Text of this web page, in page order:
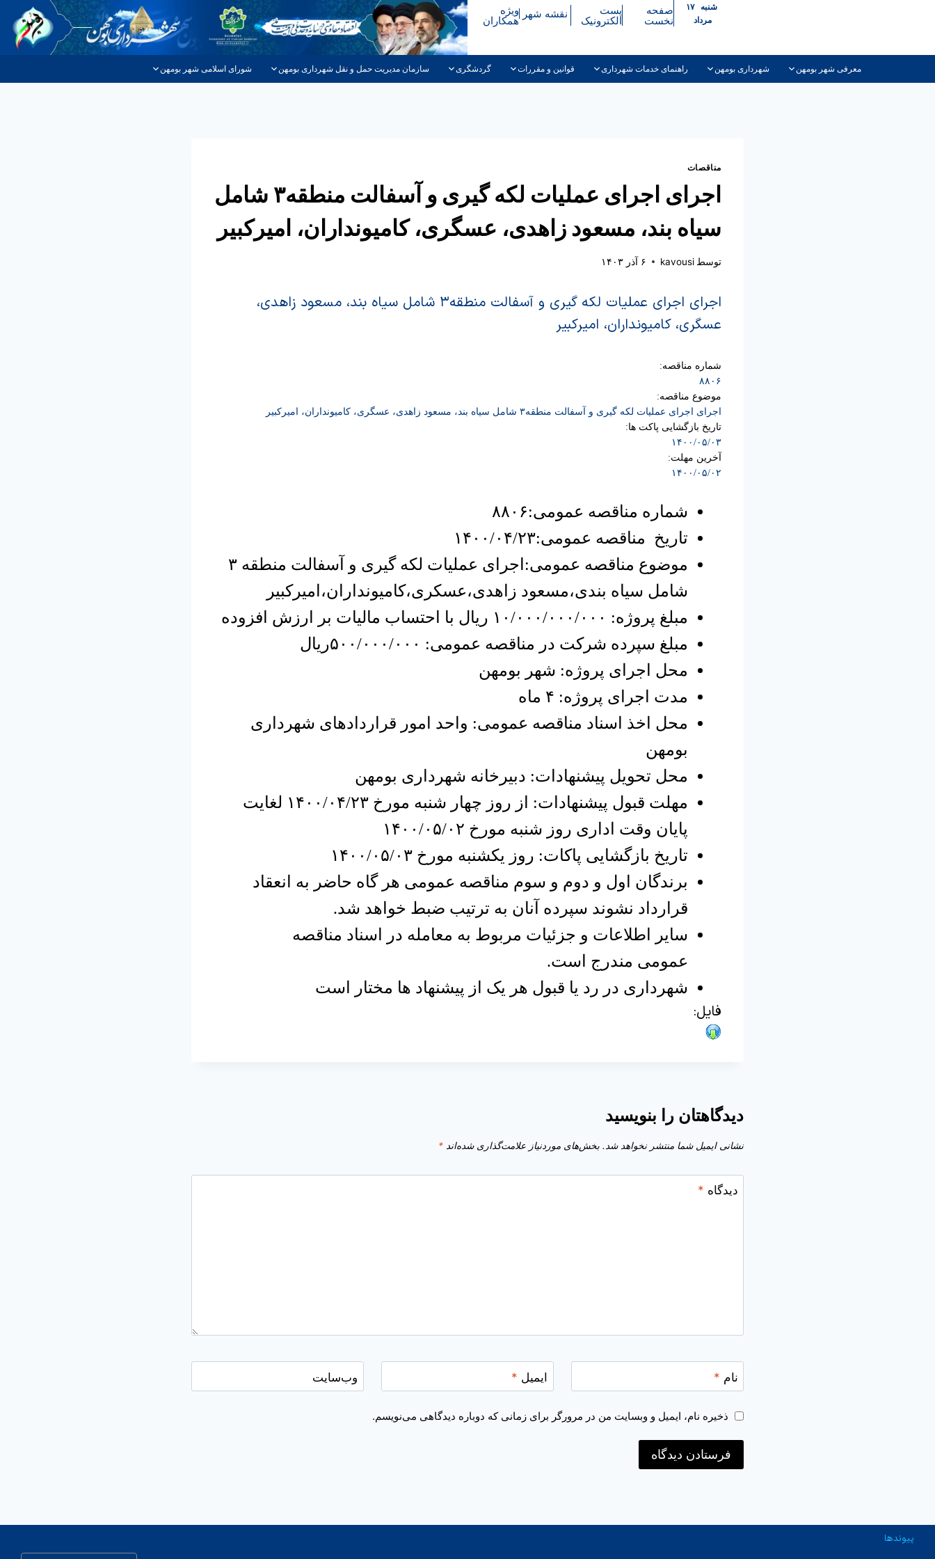
مرداد
صفحه
نخست
پست
الکترونیک
نقشه شهر ویژه
همکاران
معرفی شهر بومهن شهرداری بومهن راهنمای خدمات شهرداری قوانین و مقررات گردشگری سازمان مدیریت حمل و نقل شهرداری بومهن شورای اسلامی شهر بومهن
مناقصات
اجرای اجرای عملیات لکه گیری و آسفالت منطقه۳ شامل
سیاه بند، مسعود زاهدی، عسگری، کامیونداران، امیرکبیر
توسط kavousi ۶ آذر ۱۴۰۳
اجرای اجرای عملیات لکه گیری و آسفالت منطقه۳ شامل سیاه بند، مسعود زاهدی،
عسگری، کامیونداران، امیرکبیر
شماره مناقصه:
۸۸۰۶
موضوع مناقصه:
اجرای اجرای عملیات لکه گیری و آسفالت منطقه۳ شامل سیاه بند، مسعود زاهدی، عسگری، کامیونداران، امیرکبیر
تاریخ بازگشایی پاکت ها:
۱۴۰۰/۰۵/۰۳
آخرین مهلت:
۱۴۰۰/۰۵/۰۲
شماره مناقصه عمومی:۸۸۰۶
تاریخ مناقصه عمومی:۱۴۰۰/۰۴/۲۳
موضوع مناقصه عمومی:اجرای عملیات لکه گیری و آسفالت منطقه ۳
شامل سیاه بندی،مسعود زاهدی،عسکری،کامیونداران،امیرکبیر
مبلغ پروژه: ۱۰/۰۰۰/۰۰۰/۰۰۰ ریال با احتساب مالیات بر ارزش افزوده
مبلغ سپرده شرکت در مناقصه عمومی: ۵۰۰/۰۰۰/۰۰۰ریال
محل اجرای پروژه: شهر بومهن
مدت اجرای پروژه: ۴ ماه
محل اخذ اسناد مناقصه عمومی: واحد امور قراردادهای شهرداری
بومهن
محل تحویل پیشنهادات: دبیرخانه شهرداری بومهن
مهلت قبول پیشنهادات: از روز چهار شنبه مورخ ۱۴۰۰/۰۴/۲۳ لغایت
پایان وقت اداری روز شنبه مورخ ۱۴۰۰/۰۵/۰۲
تاریخ بازگشایی پاکات: روز یکشنبه مورخ ۱۴۰۰/۰۵/۰۳
برندگان اول و دوم و سوم مناقصه عمومی هر گاه حاضر به انعقاد
قرارداد نشوند سپرده آنان به ترتیب ضبط خواهد شد.
سایر اطلاعات و جزئیات مربوط به معامله در اسناد مناقصه
عمومی مندرج است.
شهرداری در رد یا قبول هر یک از پیشنهاد ها مختار است
فایل:
دیدگاهتان را بنویسید
نشانی ایمیل شما منتشر نخواهد شد. بخش‌های موردنیاز علامت‌گذاری شده‌اند *
دیدگاه *
نام * ایمیل * وب‌سایت
ذخیره نام، ایمیل و وبسایت من در مرورگر برای زمانی که دوباره دیدگاهی می‌نویسم.
پیوندها